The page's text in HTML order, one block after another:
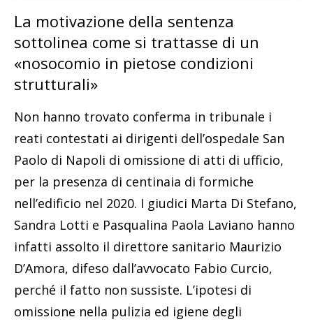
La motivazione della sentenza
sottolinea come si trattasse di un
«nosocomio in pietose condizioni
strutturali»
Non hanno trovato conferma in tribunale i
reati contestati ai dirigenti dell’ospedale San
Paolo di Napoli di omissione di atti di ufficio,
per la presenza di centinaia di formiche
nell’edificio nel 2020. I giudici Marta Di Stefano,
Sandra Lotti e Pasqualina Paola Laviano hanno
infatti assolto il direttore sanitario Maurizio
D’Amora, difeso dall’avvocato Fabio Curcio,
perché il fatto non sussiste. L’ipotesi di
omissione nella pulizia ed igiene degli